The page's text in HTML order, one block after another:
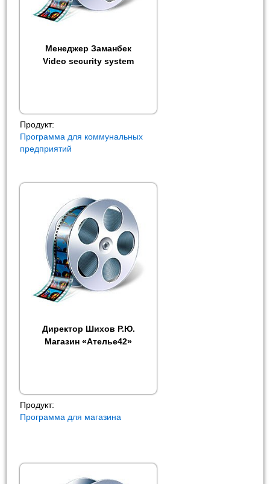
Менеджер Заманбек
Video security system
Продукт:
Программа для коммунальных
предприятий
Директор Шихов Р.Ю.
Магазин «Ателье42»
Продукт:
Программа для магазина